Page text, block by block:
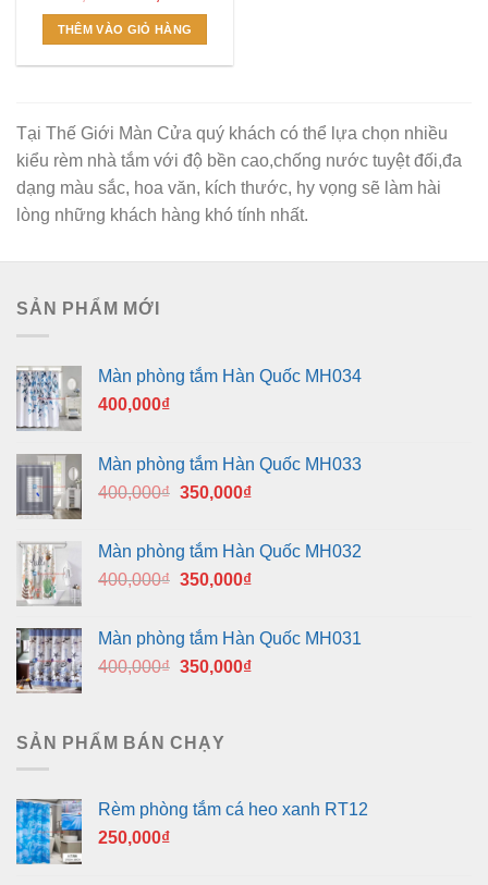
là:
460,000₫.
430,000₫.
THÊM VÀO GIỎ HÀNG
Tại Thế Giới Màn Cửa quý khách có thể lựa chọn nhiều
kiểu rèm nhà tắm với độ bền cao,chống nước tuyệt đối,đa
dạng màu sắc, hoa văn, kích thước, hy vọng sẽ làm hài
lòng những khách hàng khó tính nhất.
SẢN PHẨM MỚI
Màn phòng tắm Hàn Quốc MH034
400,000₫
Màn phòng tắm Hàn Quốc MH033
400,000₫ Giá
400,000₫.
350,000₫Giá
là:
350,000₫.
Màn phòng tắm Hàn Quốc MH032
400,000₫ Giá
400,000₫.
350,000₫Giá
là:
350,000₫.
Màn phòng tắm Hàn Quốc MH031
400,000₫ Giá
400,000₫.
350,000₫Giá
SẢN PHẨM BÁN CHẠY
Rèm phòng tắm cá heo xanh RT12
250,000₫